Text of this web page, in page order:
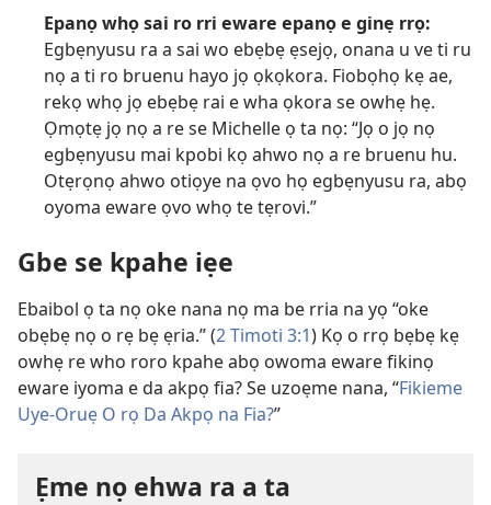
Epanọ whọ sai ro rri eware epanọ e ginẹ rrọ:
Egbẹnyusu ra a sai wo ebẹbẹ ẹsejọ, onana u ve ti ru
nọ a ti ro bruenu hayo jọ ọkọkora. Fiobọhọ kẹ ae,
rekọ whọ jọ ebẹbẹ rai e wha ọkora se owhẹ hẹ.
Ọmọtẹ jọ nọ a re se Michelle ọ ta nọ: “Jọ o jọ nọ
egbẹnyusu mai kpobi kọ ahwo nọ a re bruenu hu.
Otẹrọnọ ahwo otiọye na ọvo họ egbẹnyusu ra, abọ
oyoma eware ọvo whọ te tẹrovi.”
Gbe se kpahe iẹe
Ebaibol ọ ta nọ oke nana nọ ma be rria na yọ “oke
obẹbẹ nọ o rẹ bẹ ẹria.” (2 Timoti 3:1) Kọ o rrọ bẹbẹ kẹ
owhẹ re who roro kpahe abọ owoma eware fikinọ
eware iyoma e da akpọ fia? Se uzoẹme nana, “Fikieme
Uye-Oruẹ O rọ Da Akpọ na Fia?”
Ẹme nọ ehwa ra a ta